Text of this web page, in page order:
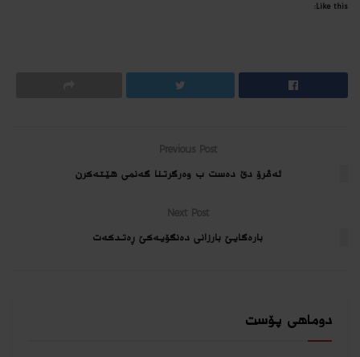
Like this:
Previous Post
ئه‌ڤرۆ دێ ده‌ست ب وه‌رگرتنا گه‌نمى هێته‌كرن
Next Post
بارەگایێ بارزانی دەنگۆیەکێ ڕەتدکەت
دوماهی پۆست